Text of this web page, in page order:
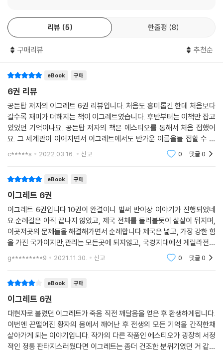
리뷰 5 한줄평 8
구매리뷰 추천순
eBook 구매
6권 리뷰
공든탑 저자의 이그레트 6권 리뷰입니다. 처음도 흥미롭긴 한데 처음보다
갈수록 재미가 더해지는 책이 이그레트였습니다. 후반부터는 이책만 잡고
있었던 기억이나요. 공든탑 저자의 책은 에스티오를 통해서 처음 접했어
요. 그 세계관이 이어지면서 이그레트에서도 반가운 이름을들 접할 수 있
었던 점이 재미요소 중 하나였습니다. 스토리가 갈수록 흥미진진했어요.
c*****s 2022.03.16. 신고 0 댓글0
eBook 구매
이그레트 6권
이그레트 6권입니다.10권이 완결이니 벌써 반이상 이야기가 진행되었네
요.순례길은 아직 끝나지 않았고, 제국 전체를 둘러볼듯이 샅샅이 뒤지며,
이곳저곳의 문제들을 해결해가면서 순례합니다.제국은 넓고, 가장 강한 힘
을 가진 국가이지만,관리는 모든곳에 되지않고, 국경지대에선 게릴라전이
일상적으로 일어나고 있었습니다.그런것을 실제로 걸어다니며, 눈으로 봐
가면서, 실상 제국
g*********9 2021.11.30. 신고 0 댓글0
eBook 구매
이그레트 6권
대현자로 불렸던 이그레트가 죽음 직전 깨달음을 얻은 후 환생하게됩니다.
이번엔 끈떨어진 황자의 몸에서 깨어난 후 전생의 모든 기억을 간직한채
살아가게 되는 이야기입니다. 작가의 다른 작품인 에스티오가 굉장히 서정
적인 정통 판타지스러웠다면 이그레트는 좀더 건조한 분위기였던 거 같습